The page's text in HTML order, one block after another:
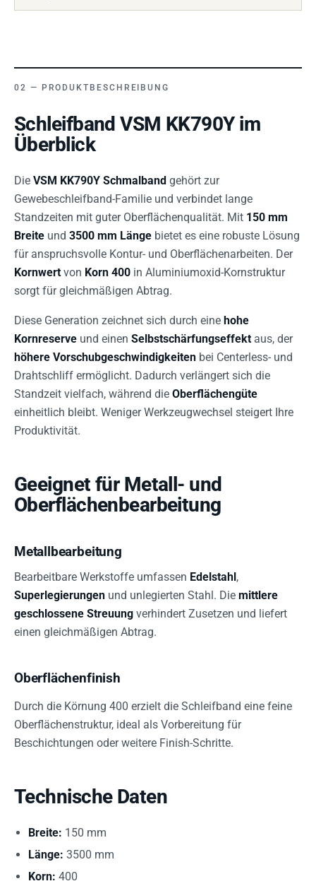
PRODUKTBESCHREIBUNG
Schleifband VSM KK790Y im
Überblick
Die VSM KK790Y Schmalband gehört zur
Gewebeschleifband-Familie und verbindet lange
Standzeiten mit guter Oberflächenqualität. Mit 150 mm
Breite und 3500 mm Länge bietet es eine robuste Lösung
für anspruchsvolle Kontur- und Oberflächenarbeiten. Der
Kornwert von Korn 400 in Aluminiumoxid-Kornstruktur
sorgt für gleichmäßigen Abtrag.
Diese Generation zeichnet sich durch eine hohe
Kornreserve und einen Selbstschärfungseffekt aus, der
höhere Vorschubgeschwindigkeiten bei Centerless- und
Drahtschliff ermöglicht. Dadurch verlängert sich die
Standzeit vielfach, während die Oberflächengüte
einheitlich bleibt. Weniger Werkzeugwechsel steigert Ihre
Produktivität.
Geeignet für Metall- und
Oberflächenbearbeitung
Metallbearbeitung
Bearbeitbare Werkstoffe umfassen Edelstahl,
Superlegierungen und unlegierten Stahl. Die mittlere
geschlossene Streuung verhindert Zusetzen und liefert
einen gleichmäßigen Abtrag.
Oberflächenfinish
Durch die Körnung 400 erzielt die Schleifband eine feine
Oberflächenstruktur, ideal als Vorbereitung für
Beschichtungen oder weitere Finish-Schritte.
Technische Daten
Breite: 150 mm
Länge: 3500 mm
Korn: 400